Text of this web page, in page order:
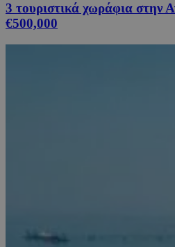
3 τουριστικά χωράφια στην
€500,000